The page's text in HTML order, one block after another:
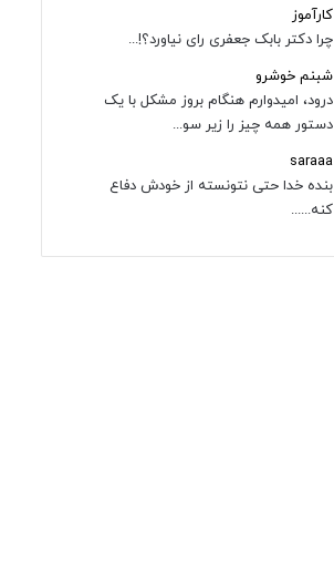
کارآموز
چرا دکتر بابک جعفری رای نیاورد؟!...
شبنم خوشرو
درود، امیدوارم هنگام بروز مشکل با یک
دستور همه چیز را زیر سو...
saraaa
بنده خدا حتی نتونسته از خودش دفاع
کنه......